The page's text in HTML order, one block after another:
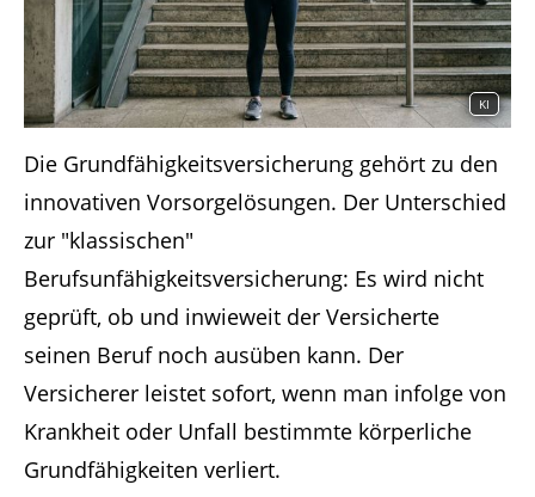
KI
Die Grundfähigkeitsversicherung gehört zu den
innovativen Vorsorgelösungen. Der Unterschied
zur "klassischen"
Berufsunfähigkeitsversicherung: Es wird nicht
geprüft, ob und inwieweit der Versicherte
seinen Beruf noch ausüben kann. Der
Versicherer leistet sofort, wenn man infolge von
Krankheit oder Unfall bestimmte körperliche
Grundfähigkeiten verliert.